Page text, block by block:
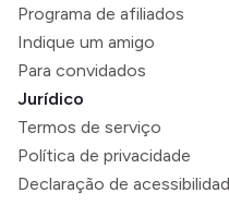
Programa de afiliados
Indique um amigo
Para convidados
Jurídico
Termos de serviço
Política de privacidade
Declaração de